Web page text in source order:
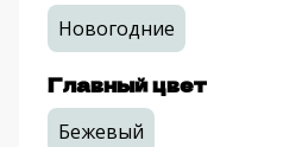
Новогодние
Главный цвет
Бежевый